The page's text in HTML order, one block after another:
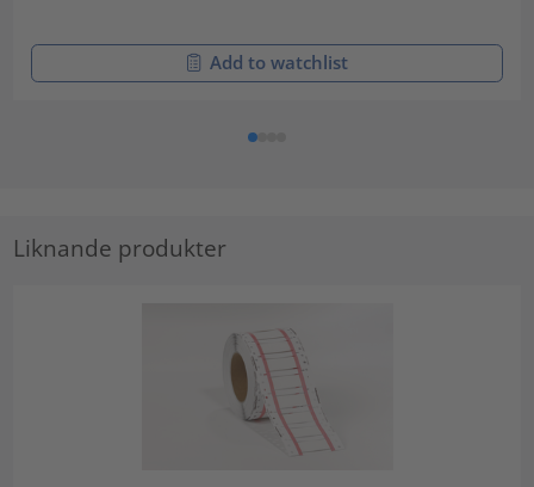
Add to watchlist
Liknande produkter